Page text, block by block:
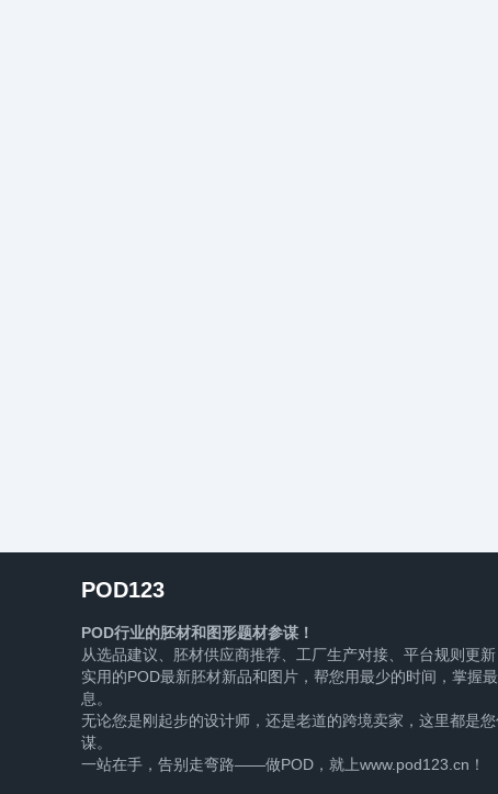
POD123
POD行业的胚材和图形题材参谋！
从选品建议、胚材供应商推荐、工厂生产对接、平台规则更
实用的POD最新胚材新品和图片，帮您用最少的时间，掌握
息。
无论您是刚起步的设计师，还是老道的跨境卖家，这里都是
谋。
一站在手，告别走弯路——做POD，就上www.pod123.cn！